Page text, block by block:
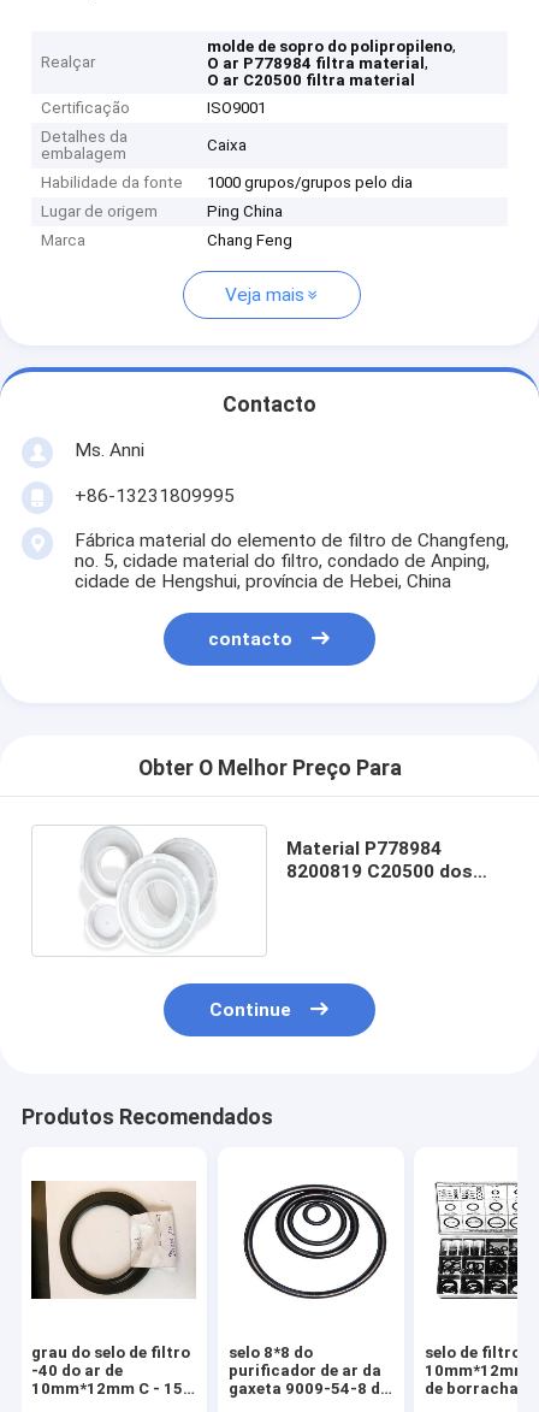
Realçar
molde de sopro do polipropileno,
O ar P778984 filtra material,
O ar C20500 filtra material
Certificação
ISO9001
Detalhes da
embalagem
Caixa
Habilidade da fonte
1000 grupos/grupos pelo dia
Lugar de origem
Ping China
Marca
Chang Feng
Veja mais
Contacto
Ms. Anni
+86-13231809995
Fábrica material do elemento de filtro de Changfeng,
no. 5, cidade material do filtro, condado de Anping,
cidade de Hengshui, província de Hebei, China
contacto
Obter O Melhor Preço Para
Material P778984
8200819 C20500 dos
Continue
Produtos Recomendados
grau do selo de filtro
-40 do ar de
10mm*12mm C - 150
selo 8*8 do
purificador de ar da
gaxeta 9009-54-8 do
selo de filtro
10mm*12mm,
de borracha O